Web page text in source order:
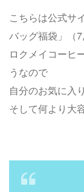
こちらは公式サ
バッグ福袋」（
ロクメイコーヒ
うなので
自分のお気に入
そして何より大